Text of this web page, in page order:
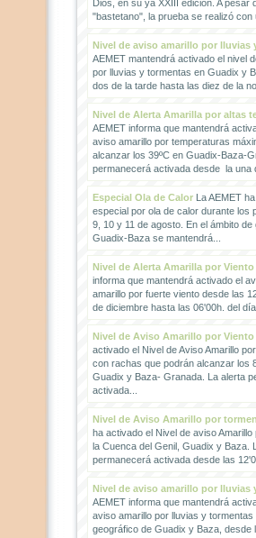
Dios, en su ya XXIII edición. A pesar
"bastetano", la prueba se realizó con
Nivel de aviso amarillo por lluvias
AEMET mantendrá activado el nivel
por lluvias y tormentas en Guadix y
dos de la tarde hasta las diez de la
Nivel de Alerta Amarilla por altas
AEMET informa que mantendrá
aviso amarillo por temperaturas
alcanzar los 39ºC en Guadix-Baza-
permanecerá activada desde la una
Especial Ola de CalorLa AEMET
especial por ola de calor durante los
9, 10 y 11 de agosto. En el ámbito de
Guadix-Baza se mantendrá...
Nivel de Alerta Amarilla por Viento
informa que mantendrá activado el
amarillo por fuerte viento desde las
de diciembre hasta las 06'00h. del día
Nivel de Aviso Amarillo por Viento
activado el Nivel de Aviso Amarillo
con rachas que podrán alcanzar los
Guadix y Baza- Granada. La alerta
activada...
Nivel de Aviso Amarillo por
ha activado el Nivel de aviso
la Cuenca del Genil, Guadix y Baza.
permanecerá activada desde las
Nivel de aviso amarillo por lluvias
AEMET informa que mantendrá
aviso amarillo por lluvias y tormentas
geográfico de Guadix y Baza, desde